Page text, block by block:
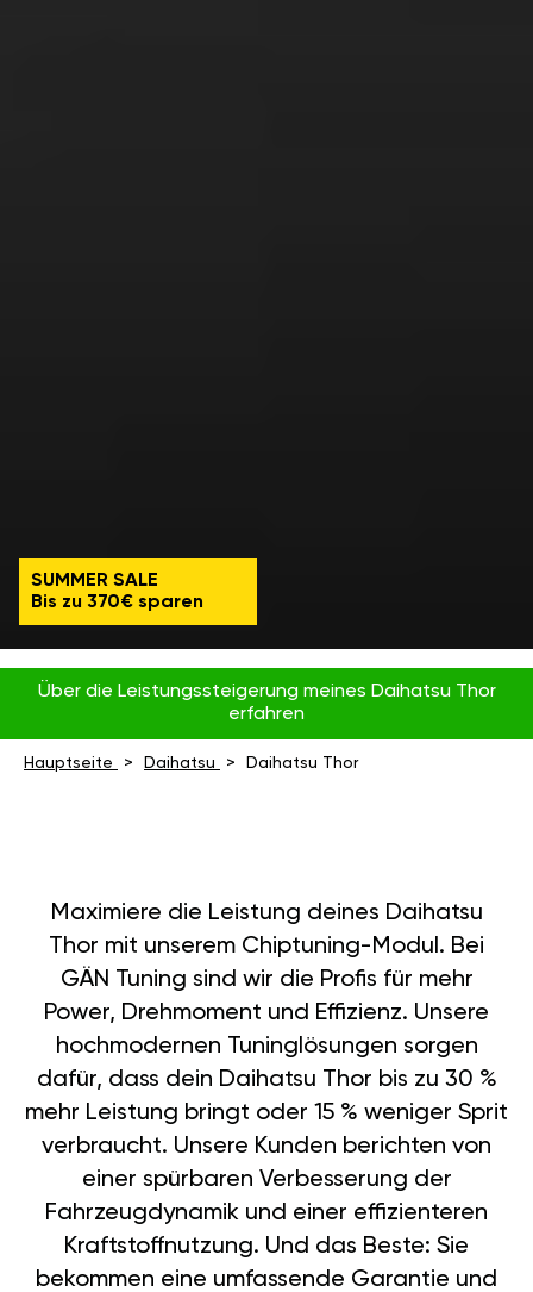
SUMMER SALE
Bis zu 370€ sparen
Über die Leistungssteigerung meines Daihatsu Thor
erfahren
Hauptseite Daihatsu Daihatsu Thor
Maximiere die Leistung deines Daihatsu
Thor mit unserem Chiptuning-Modul. Bei
GÄN Tuning sind wir die Profis für mehr
Power, Drehmoment und Effizienz. Unsere
hochmodernen Tuninglösungen sorgen
dafür, dass dein Daihatsu Thor bis zu 30 %
mehr Leistung bringt oder 15 % weniger Sprit
verbraucht. Unsere Kunden berichten von
einer spürbaren Verbesserung der
Fahrzeugdynamik und einer effizienteren
Kraftstoffnutzung. Und das Beste: Sie
bekommen eine umfassende Garantie und